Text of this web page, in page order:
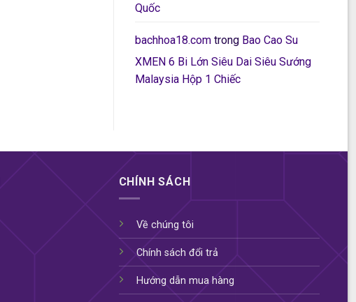
Quốc
bachhoa18.com trong Bao Cao Su
XMEN 6 Bi Lớn Siêu Dai Siêu Sướng
Malaysia Hộp 1 Chiếc
CHÍNH SÁCH
Về chúng tôi
Chính sách đổi trả
Hướng dẫn mua hàng